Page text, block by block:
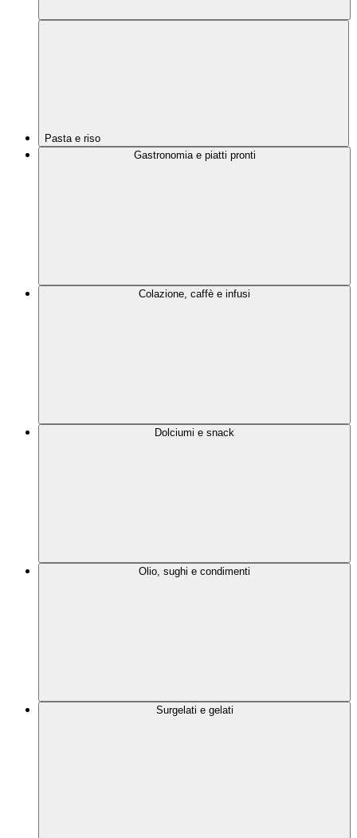
Pasta e riso
Gastronomia e piatti pronti
Colazione, caffè e infusi
Dolciumi e snack
Olio, sughi e condimenti
Surgelati e gelati